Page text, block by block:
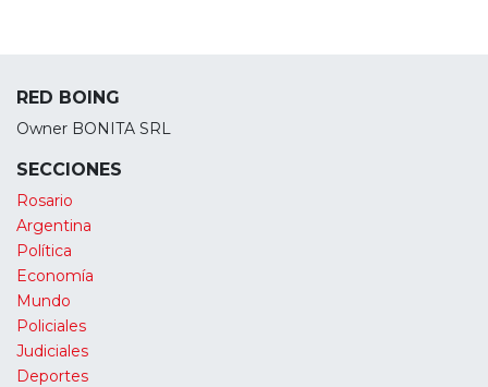
RED BOING
Owner BONITA SRL
SECCIONES
Rosario
Argentina
Política
Economía
Mundo
Policiales
Judiciales
Deportes